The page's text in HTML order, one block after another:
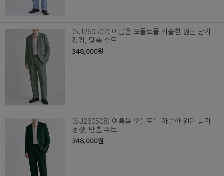
(SU260507) 여름용 오돌토돌 까슬한 원단 남자
정장, 맞춤 수트
348,000원
(SU260508) 여름용 오돌토돌 까슬한 원단 남자
정장, 맞춤 수트
348,000원